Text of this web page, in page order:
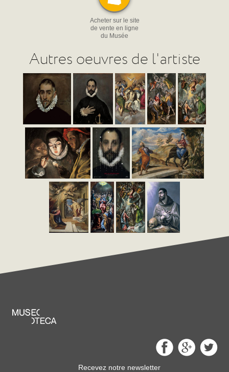
Acheter sur le site
de vente en ligne
du Musée
Autres oeuvres de l'artiste
Recevez notre newsletter